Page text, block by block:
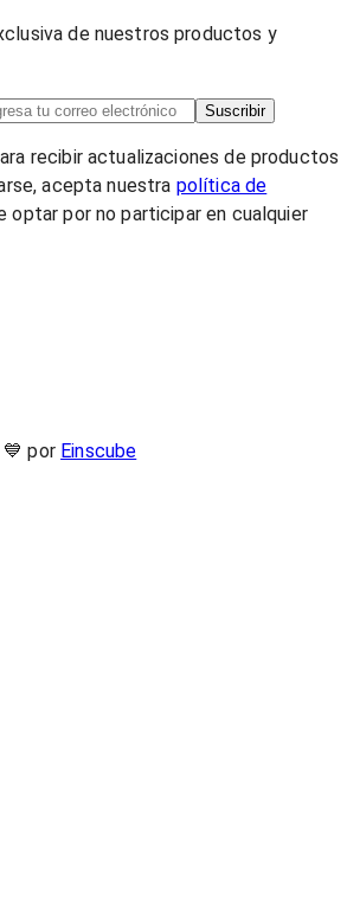
de nuestros productos y
Suscribir
recibir actualizaciones de productos
acepta nuestra política de
optar por no participar en cualquier
💙 por Einscube